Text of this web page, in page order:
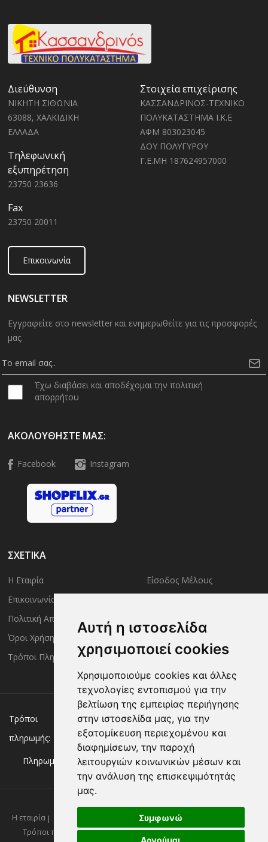
Αυτή η ιστοσελίδα
χρησιμοποιεί cookies
Χρησιμοποιούμε cookies και άλλες
τεχνολογίες εντοπισμού για την
βελτίωση της εμπειρίας περιήγησης
στην ιστοσελίδα μας, για την
εξατομίκευση περιεχομένου και
διαφημίσεων, την παροχή
λειτουργιών κοινωνικών μέσων και
την ανάλυση της επισκεψιμότητάς
μας.
Συμφωνώ
Αρνούμαι
Διεύθυνση
ΝΙΚΗΤΗ ΣΙΘΩΝΙΑ
63088, ΧΑΛΚΙΔΙΚΗ
ΕΛΛΑΔΑ
Τηλεφωνική
εξυπηρέτηση
23750 23636
Fax
23750 20011
Στοιχεία επιχείρισης
ΚΑΣΣΑΝΔΡΙΝΟΣ-ΤΕΧΝΙΚΟ
ΠΟΛΥΚΑΤΑΣΤΗΜΑ Ι.Κ.Ε
ΑΦΜ 803023045
ΔΟΥ ΠΟΛΥΓΥΡΟΥ
Γ.Ε.ΜΗ 187624957000
Επικοινωνία
NEWSLETTER
Εγγραφείτε στο newsletter και ενημερωθείτε για τις προσφορές
μας.
Έχω διαβάσει και αποδέχομαι την πολιτική
απορρήτου
ΑΚΟΛΟΥΘΉΣΤΕ ΜΑΣ:
Facebook Instagram
ΣΧΕΤΙΚΑ
Η Εταιρία
Επικοινωνία
Πολιτική Απορρήτου
Όροι Χρήσης
Τρόποι Πληρωμής
Είσοδος Μέλους
Τρόποι Αποστολής
Τρόποι
πληρωμής:
Χρεωστική/πιστωτική κάρτα Αντικαταβολή
Κατάθεση σε Τράπεζα
Πληρωμή με:
Η εταιρία Πολιτική απορρήτου
Τρόποι πληρωμής
Τρόποι αποστολής Πολιτική επιστροφών